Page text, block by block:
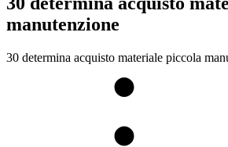
manutenzione
30 determina acquisto materiale piccola